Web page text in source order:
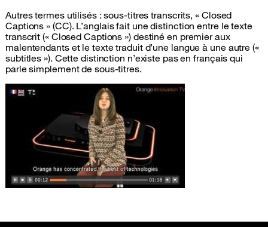
Autres termes utilisés : sous-titres transcrits, « Closed
Captions » (CC). L’anglais fait une distinction entre le texte
transcrit (« Closed Captions ») destiné en premier aux
malentendants et le texte traduit d’une langue à une autre («
subtitles »). Cette distinction n’existe pas en français qui
parle simplement de sous-titres.